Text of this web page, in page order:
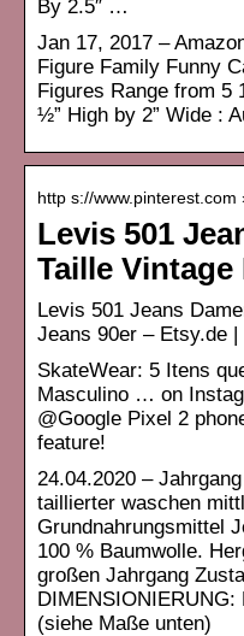
By 2.5″ …
Jan 17, 2017 –
Figure Family Funny
Figures Range from 5
½” High by 2” Wide :
http s://www.pinterest.com
Levis 501
Taille Vintage
Levis 501 Jeans
Jeans 90er – Etsy.de
SkateWear: 5 Itens
Masculino … on
@Google Pixel 2
feature!
24.04.2020 –
taillierter waschen
Grundnahrungsmittel
100 % Baumwolle.
großen Jahrgang
(siehe Maße unten)